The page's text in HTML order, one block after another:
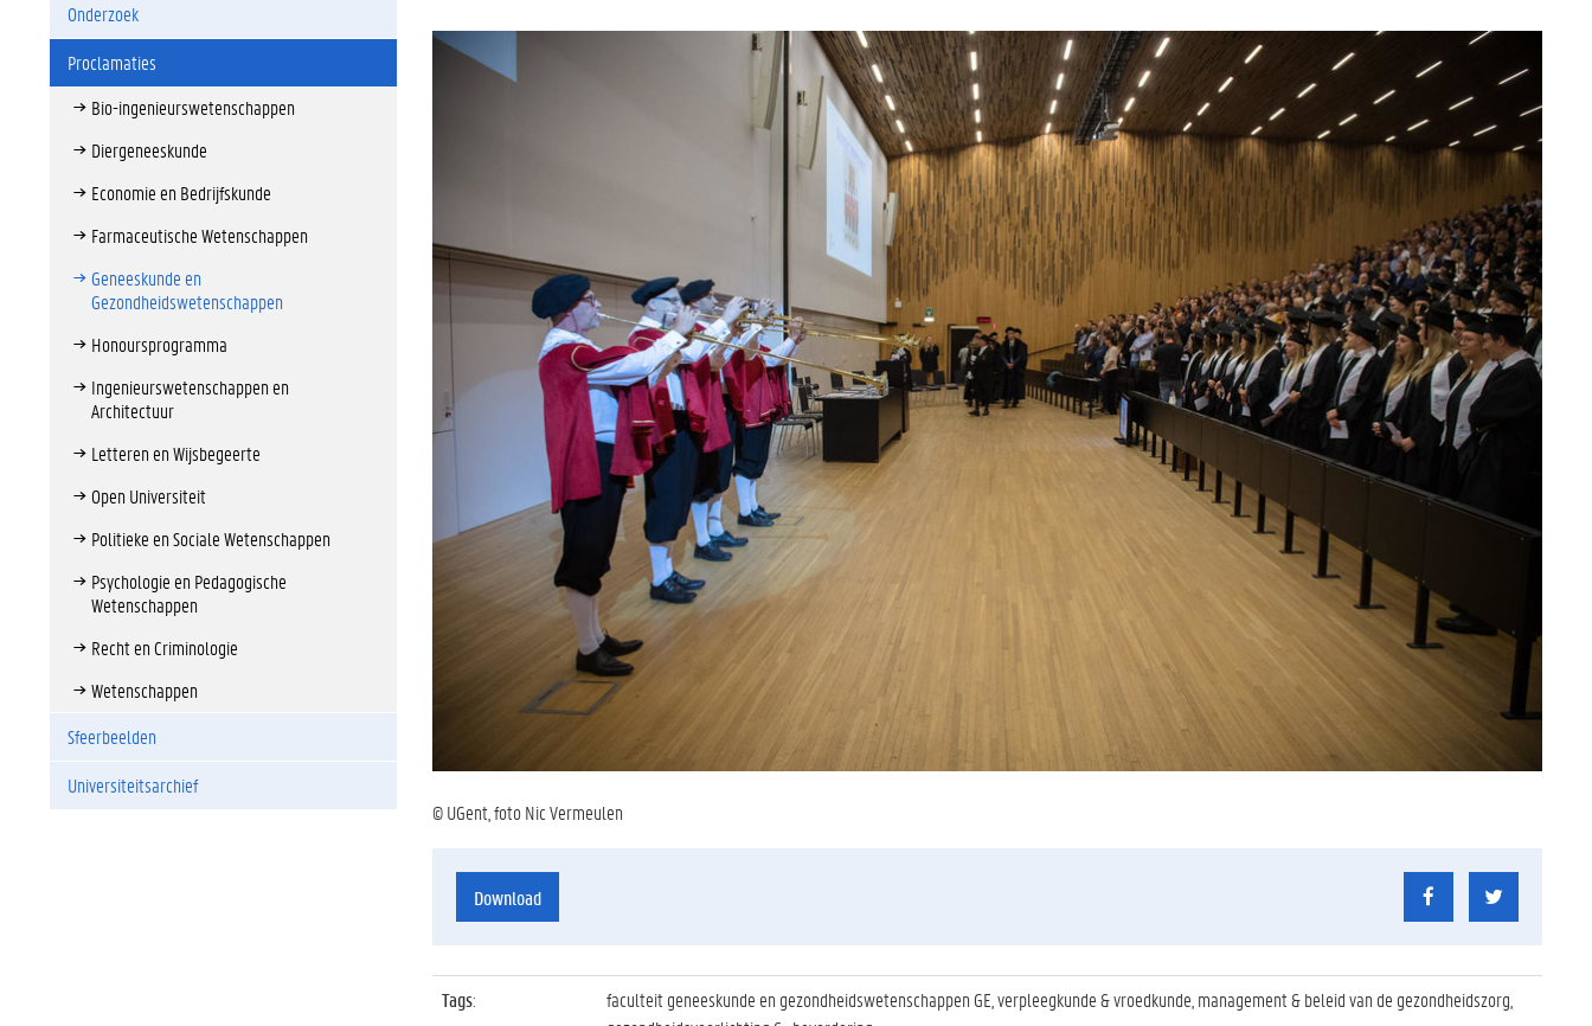
Onderzoek
Proclamaties
Bio-ingenieurswetenschappen
Diergeneeskunde
Economie en Bedrijfskunde
Farmaceutische Wetenschappen
Geneeskunde en
Gezondheidswetenschappen
Honoursprogramma
Ingenieurswetenschappen en
Architectuur
Letteren en Wijsbegeerte
Open Universiteit
Politieke en Sociale Wetenschappen
Psychologie en Pedagogische
Wetenschappen
Recht en Criminologie
Wetenschappen
Sfeerbeelden
Universiteitsarchief
© UGent, foto Nic Vermeulen
Download
Tags:
faculteit geneeskunde en gezondheidswetenschappen GE, verpleegkunde & vroedkunde, management & beleid van de gezondheidszorg,